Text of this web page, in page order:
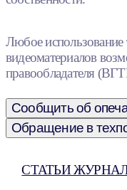
Любое использование
видеоматериалов
правообладателя
Сообщить об
Обращение в
СТАТЬИ